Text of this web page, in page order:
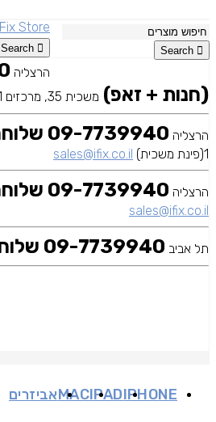
Search
IPHONE
IPAD
MACאביזרים
Search
הרצליה
(חנות + זאפ) משכית 35, מרכזים 2001 (כניסה D)
הרצליה 09-7739940 שלוחה 1 (מעבדה ראשית)
1(פינת משכית)
sales@ifix.co.il
הרצליה 09-7739940 שלוחה 3
sales@ifix.co.il
תל אביב 09-7739940 שלוחה 4